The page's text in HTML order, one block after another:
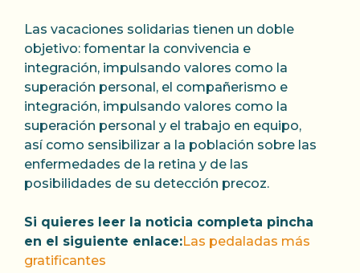
Las vacaciones solidarias tienen un doble
objetivo: fomentar la convivencia e
integración, impulsando valores como la
superación personal, el compañerismo e
integración, impulsando valores como la
superación personal y el trabajo en equipo,
así como sensibilizar a la población sobre las
enfermedades de la retina y de las
posibilidades de su detección precoz.
Si quieres leer la noticia completa pincha
en el siguiente enlace:Las pedaladas más
gratificantes